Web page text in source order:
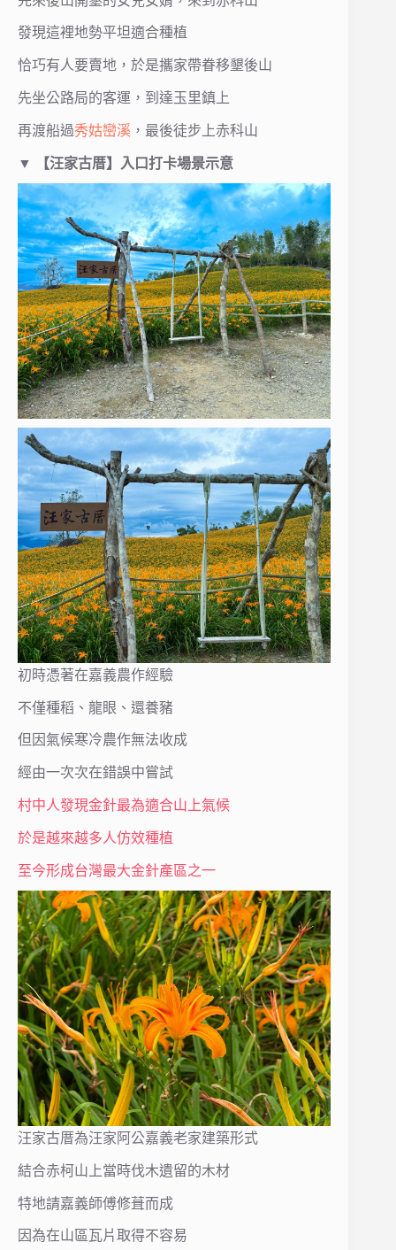
發現這裡地勢平坦適合種植
恰巧有人要賣地，於是攜家帶眷移墾後山
先坐公路局的客運，到達玉里鎮上
再渡船過秀姑巒溪 ，最後徒步上赤科山
▼ 【汪家古厝】入口打卡場景示意
初時憑著在嘉義農作經驗
不僅種稻、龍眼、還養豬
但因氣候寒冷農作無法收成
經由一次次在錯誤中嘗試
村中人發現金針最為適合山上氣候
於是越來越多人仿效種植
至今形成台灣最大金針產區之一
汪家古厝為汪家阿公嘉義老家建築形式
結合赤柯山上當時伐木遺留的木材
特地請嘉義師傅修葺而成
因為在山區瓦片取得不容易